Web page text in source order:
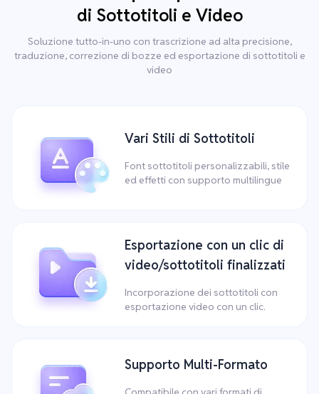
di Sottotitoli e Video
Soluzione tutto-in-uno con trascrizione ad alta precisione,
traduzione, correzione di bozze ed esportazione di sottotitoli e
video
Vari Stili di Sottotitoli
Font sottotitoli personalizzabili, stile
ed effetti con supporto multilingue
Esportazione con un clic di
video/sottotitoli finalizzati
Incorporazione dei sottotitoli con
esportazione video con un clic.
Supporto Multi-Formato